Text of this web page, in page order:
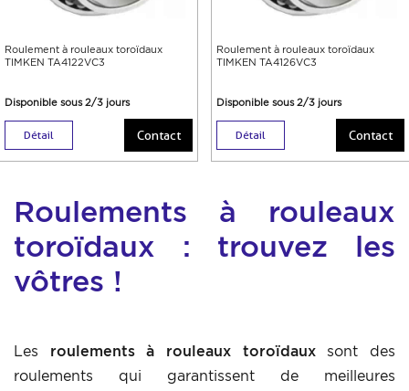
Roulement à rouleaux toroïdaux
TIMKEN TA4122VC3
Disponible sous 2/3 jours
Détail Contact
Roulement à rouleaux toroïdaux
TIMKEN TA4126VC3
Disponible sous 2/3 jours
Détail Contact
Roulements à rouleaux
toroïdaux : trouvez les
vôtres !
Les roulements à rouleaux toroïdauxsont des
roulements qui garantissent de meilleures